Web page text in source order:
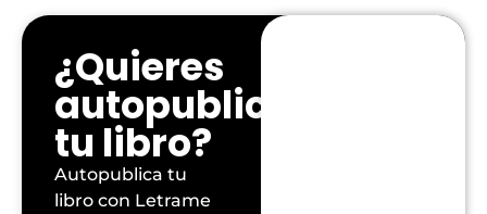
¿Quieres
autopublicar
tu libro?
Autopublica tu
libro con Letrame